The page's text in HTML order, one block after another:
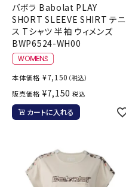
バボラ Babolat PLAY
SHORT SLEEVE SHIRT テニ
ス Tシャツ 半袖 ウィメンズ
BWP6524-WH00
本体価格 ¥7,150 （税込）
販売価格 ¥7,150 税込
カートに入れる